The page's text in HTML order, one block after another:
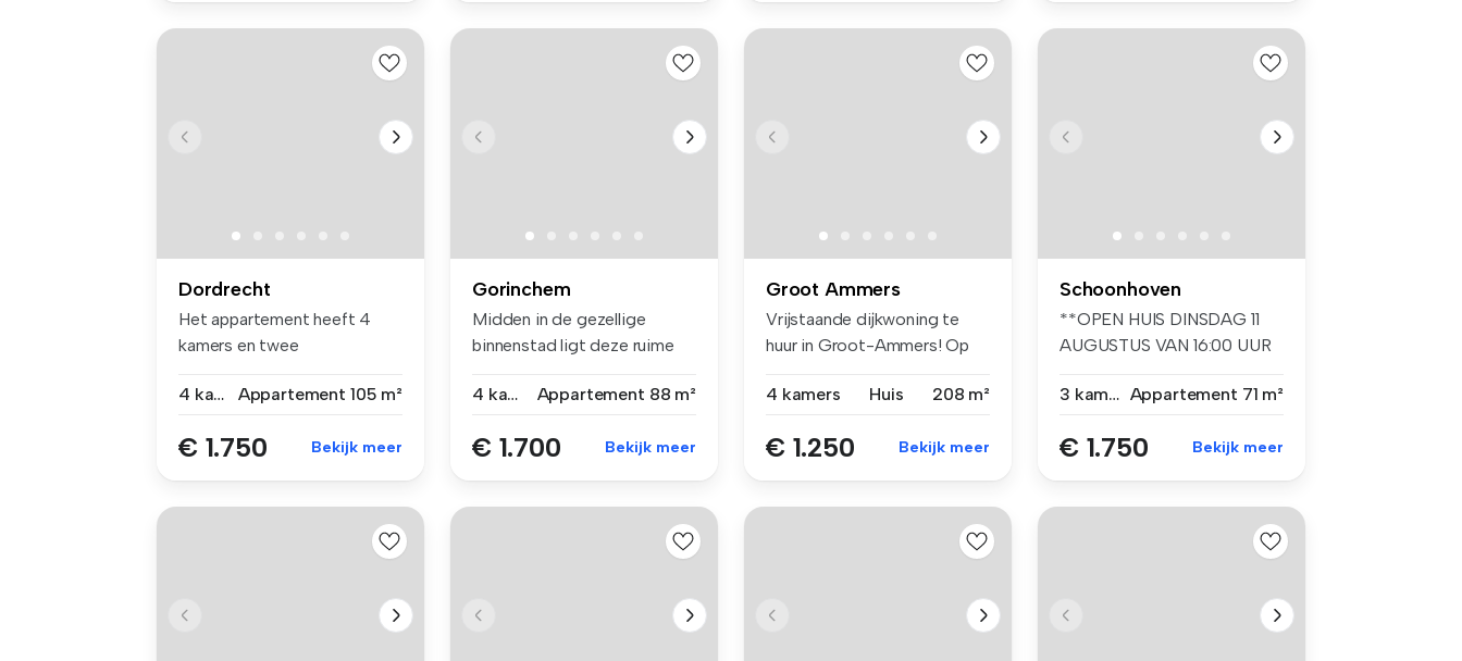
Dordrecht
Het appartement heeft 4
kamers en twee
4 kamers
Appartement 105 m²
€ 1.750 Bekijk meer
Gorinchem
Midden in de gezellige
binnenstad ligt deze ruime
4 kamers
Appartement 88 m²
€ 1.700 Bekijk meer
Groot Ammers
Vrijstaande dijkwoning te
huur in Groot-Ammers! Op
4 kamers
Huis 208 m²
€ 1.250 Bekijk meer
Schoonhoven
**OPEN HUIS DINSDAG 11
AUGUSTUS VAN 16:00 UUR
3 kamers Appartement 71 m²
€ 1.750 Bekijk meer